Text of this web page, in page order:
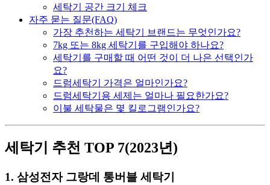
세탁기 공간 크기 체크
자주 묻는 질문(FAQ)
가장 추천하는 세탁기 브랜드는 무엇인가요?
7kg 또는 8kg 세탁기를 구입해야 하나요?
세탁기를 구매할 때 어떤 것이 더 나은 선택인가
요?
드럼세탁기 가격은 얼마인가요?
드럼세탁기용 세제는 얼마나 필요한가요?
이불 세탁물은 몇 킬로그램인가요?
세탁기 추천 TOP 7(2023년)
1. 삼성전자 그랑데 통버블 세탁기